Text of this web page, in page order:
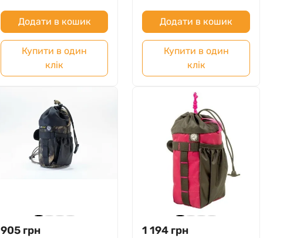
Додати в кошик
Купити в один
клік
Додати в кошик
Купити в один
клік
905 грн 1 194 грн